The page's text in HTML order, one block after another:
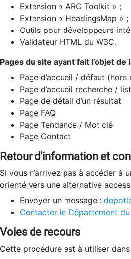
Extension « ARC Toolkit » ;
Extension « HeadingsMap » ;
Outils pour développeurs
Validateur HTML du W3C.
Pages du site ayant fait l’objet
Page d’accueil / défaut (hors
Page d’accueil recherche /
Page de détail d’un résultat
Page FAQ
Page Tendance / Mot clé
Page Contact
Retour d'information et
Si vous n’arrivez pas à accéder
orienté vers une alternative
Envoyer un message :
Contacter le Département
Voies de recours
Cette procédure est à utiliser